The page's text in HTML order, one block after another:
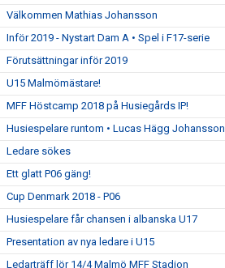
Välkommen Mathias Johansson
Inför 2019 - Nystart Dam A • Spel i F17-serie
Förutsättningar inför 2019
U15 Malmömästare!
MFF Höstcamp 2018 på Husiegårds IP!
Husiespelare runtom • Lucas Hägg Johansson
Ledare sökes
Ett glatt P06 gäng!
Cup Denmark 2018 - P06
Husiespelare får chansen i albanska U17
Presentation av nya ledare i U15
Ledarträff lör 14/4 Malmö MFF Stadion